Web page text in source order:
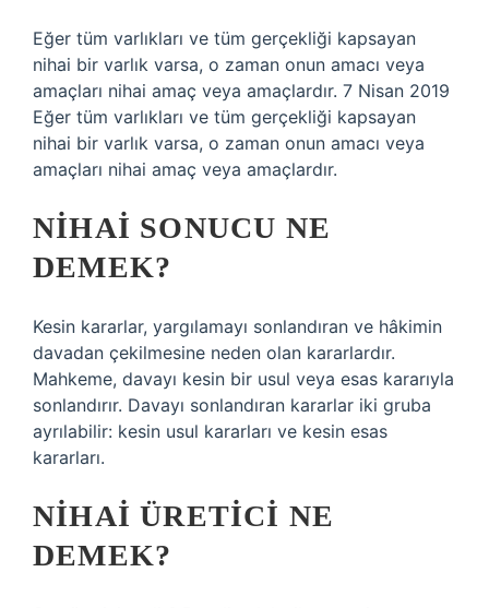
Eğer tüm varlıkları ve tüm gerçekliği kapsayan
nihai bir varlık varsa, o zaman onun amacı veya
amaçları nihai amaç veya amaçlardır. 7 Nisan 2019
Eğer tüm varlıkları ve tüm gerçekliği kapsayan
nihai bir varlık varsa, o zaman onun amacı veya
amaçları nihai amaç veya amaçlardır.
NIHAI SONUCU NE
DEMEK?
Kesin kararlar, yargılamayı sonlandıran ve hâkimin
davadan çekilmesine neden olan kararlardır.
Mahkeme, davayı kesin bir usul veya esas kararıyla
sonlandırır. Davayı sonlandıran kararlar iki gruba
ayrılabilir: kesin usul kararları ve kesin esas
kararları.
NIHAI ÜRETICI NE
DEMEK?